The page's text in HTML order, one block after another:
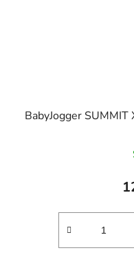
BabyJogger SUMMIT